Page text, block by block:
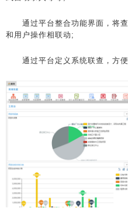
通过平台整合功能界面，将查
和用户操作相联动;
通过平台定义系统联查，方便